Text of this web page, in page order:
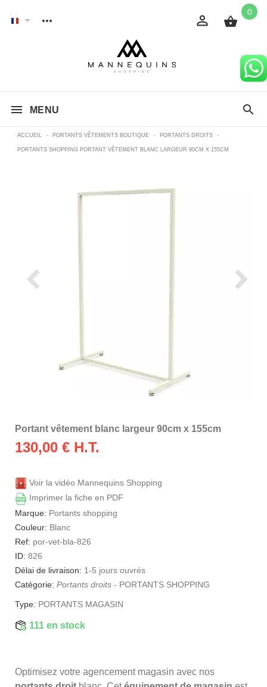
0
MENU
ACCUEIL - PORTANTS VÊTEMENTS BOUTIQUE - PORTANTS DROITS -
PORTANTS SHOPPING PORTANT VÊTEMENT BLANC LARGEUR 90CM X 155CM
Portant vêtement blanc largeur 90cm x 155cm
130,00 € H.T.
Voir la vidéo Mannequins Shopping
Imprimer la fiche en PDF
Marque: Portants shopping
Couleur: Blanc
Ref: por-vet-bla-826
ID: 826
Délai de livraison: 1-5 jours ouvrés
Catégorie: Portants droits - PORTANTS SHOPPING
Type: PORTANTS MAGASIN
111 en stock
Optimisez votre agencement magasin avec nos